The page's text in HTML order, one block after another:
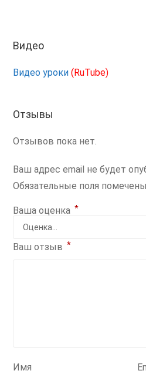
Видео
Видео уроки(RuTube)
Отзывы
Отзывов пока нет.
Ваш адрес email не будет
Обязательные поля помечены
Ваша оценка *
Ваш отзыв *
Имя